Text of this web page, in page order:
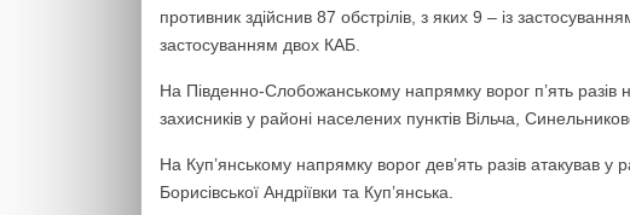
противник здійснив 87 обстрілів, з яких 9 – із
застосуванням двох КАБ.
На Південно-Слобожанському напрямку ворог п’ять
захисників у районі населених пунктів Вільча,
На Куп’янському напрямку ворог дев’ять разів атакував у
Борисівської Андріївки та Куп’янська.